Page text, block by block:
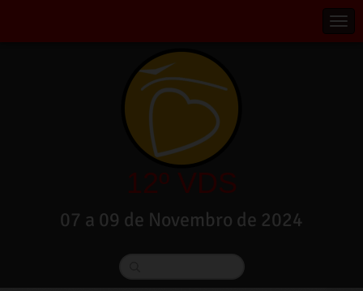
12º VDS
07 a 09 de Novembro de 2024